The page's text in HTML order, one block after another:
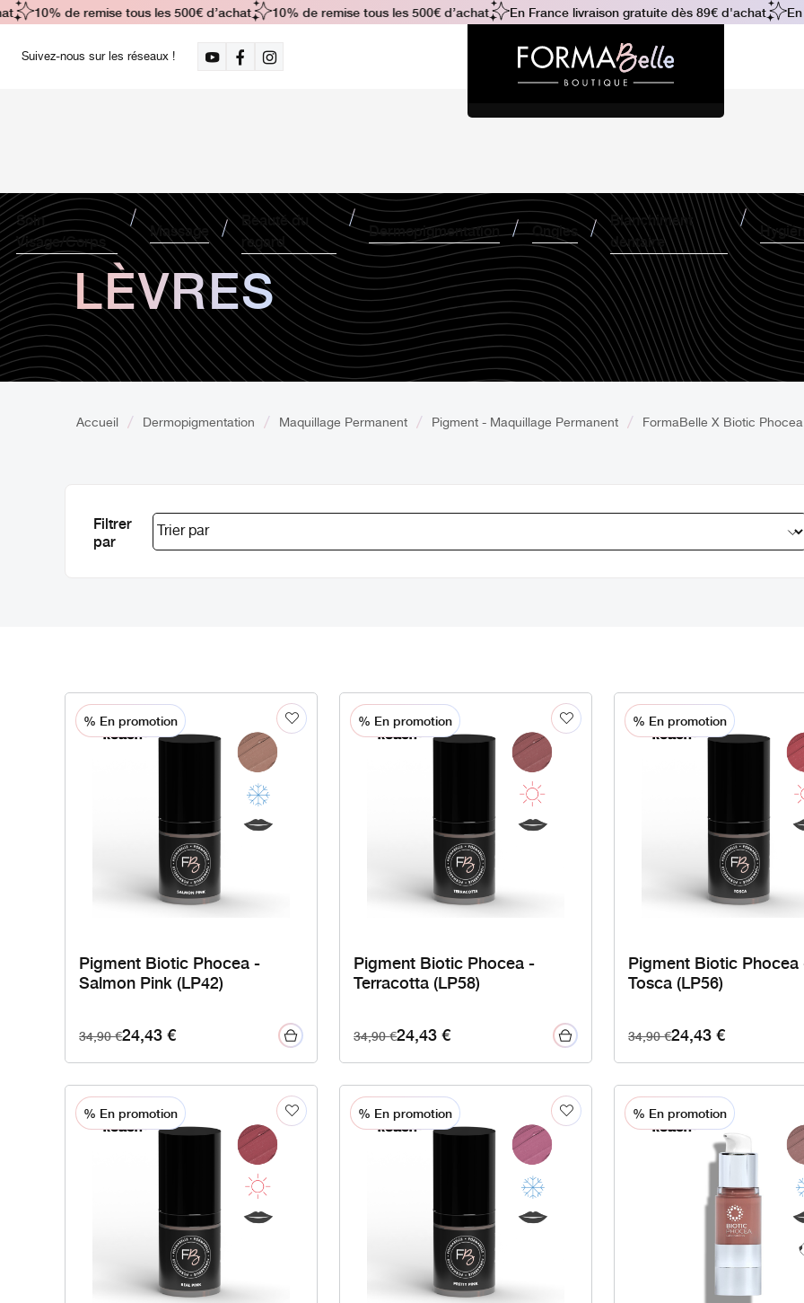
Suivez-nous sur les réseaux !
Soin
Visage/Corps
Massage
Beauté du
regard
Dermopigmentation Ongles
Blanchiment
dentaire
10% de remise tous les 500€ d’achat 10% de remise tous les 500€ d’achat En France livraison gratuite dès 89€ d'achat En
LÈVRES
Accueil Dermopigmentation Maquillage Permanent Pigment - Maquillage Permanent FormaBelle X Biotic Phocea
Filtrer
par
% En promotion
Pigment Biotic Phocea -
Salmon Pink (LP42)
34,90€24,43€
% En promotion
Pigment Biotic Phocea -
Terracotta (LP58)
34,90€24,43€
% En promotion
Pigment Biotic Phocea
Tosca (LP56)
34,90€24,43€
% En promotion % En promotion % En promotion